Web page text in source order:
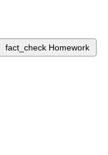
fact_check Homework